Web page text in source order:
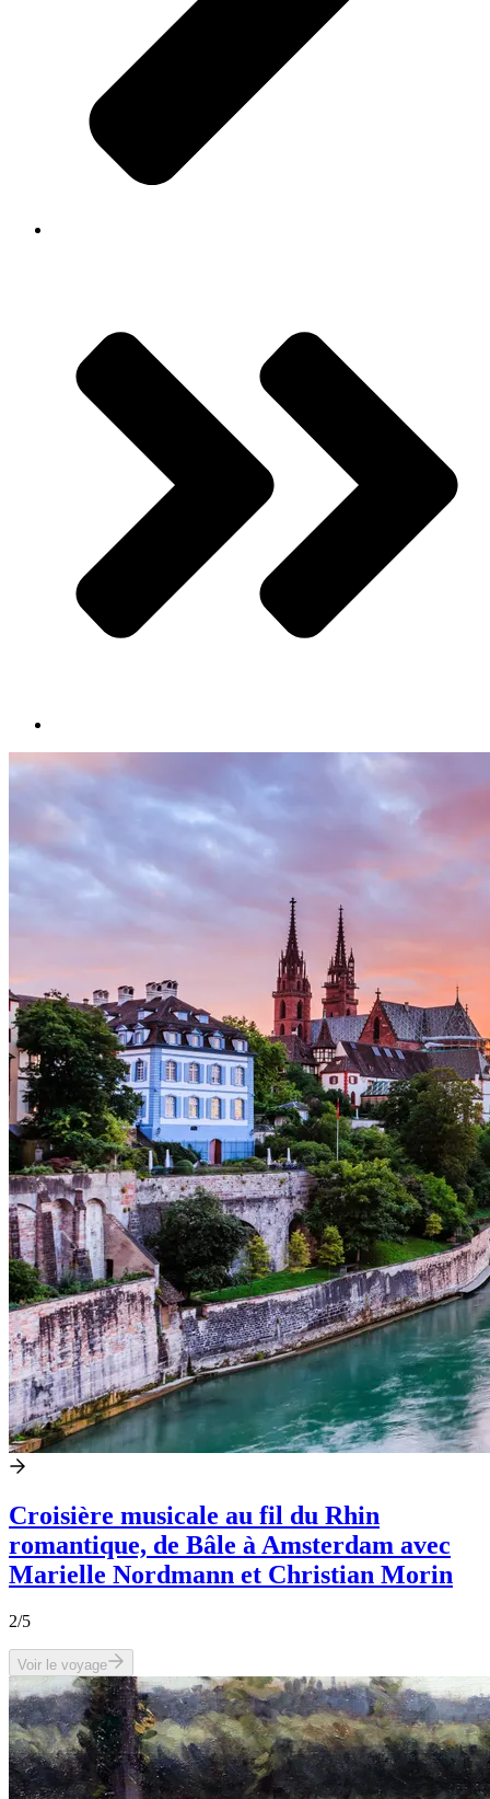
Croisière musicale au fil du Rhin
romantique, de Bâle à Amsterdam avec
Marielle Nordmann et Christian Morin
2/5
Voir le voyage